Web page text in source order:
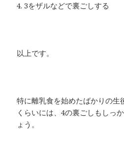
4. 3をザルなどで裏ごしする
以上です。
特に離乳食を始めたばかりの生
くらいには、4の裏ごしもしっ
ょう。